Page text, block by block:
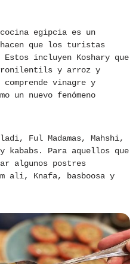
egipcia es un
que los turistas
incluyen Koshary que
y arroz y
vinagre y
un nuevo fenómeno
Ful Madamas, Mahshi,
Para aquellos que
algunos postres
ali, Knafa, basboosa y